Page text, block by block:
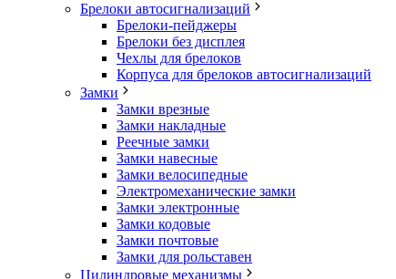
Брелоки автосигнализаций
Брелоки-пейджеры
Брелоки без дисплея
Чехлы для брелоков
Корпуса для брелоков автосигнализаций
Замки
Замки врезные
Замки накладные
Реечные замки
Замки навесные
Замки велосипедные
Электромеханические замки
Замки электронные
Замки кодовые
Замки почтовые
Замки для рольставен
Цилиндровые механизмы